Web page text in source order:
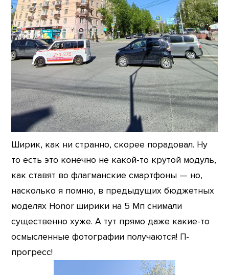
Ширик, как ни странно, скорее порадовал. Ну
то есть это конечно не какой-то крутой модуль,
как ставят во флагманские смартфоны — но,
насколько я помню, в предыдущих бюджетных
моделях Honor ширики на 5 Мп снимали
существенно хуже. А тут прямо даже какие-то
осмысленные фотографии получаются! П-
прогресс!